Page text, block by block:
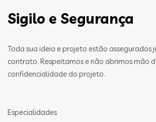
Sigilo e Segurança
Toda sua ideia e projeto estão assegurados
contrato. Respeitamos e não abrimos mão
confidencialidade do projeto.
Especialidades